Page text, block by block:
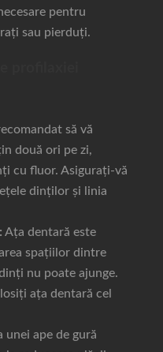
pentru
sau pierduți.
să vă
două ori pe zi,
cu fluor. Asigurați-vă
dinților și linia
Ața dentară este
spațiilor dintre
nu poate ajunge.
ața dentară cel
unei ape de gură